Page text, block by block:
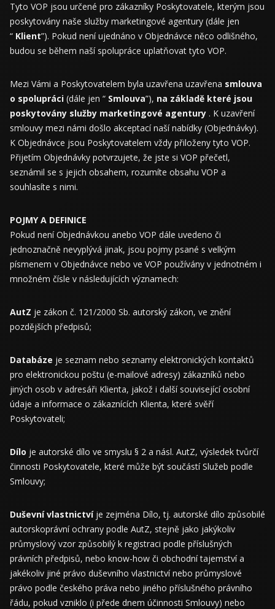
Tyto VOP jsou určené pro zákazníky Poskytovatele, kterým jsou
poskytovány naše služby marketingové agentury (dále jen
“ Klient”). Pokud není ujednáno v Objednávce něco odlišného,
budou se během naší spolupráce uplatňovat tyto VOP.
Mezi Vámi a Poskytovatelem byla uzavřena uzavřena smlouva
o spolupráci (dále jen “ Smlouva”), na základě které jsou
poskytovány služby marketingové agentury . K uzavření
smlouvy mezi námi došlo akceptací naší nabídky (Objednávky).
K Objednávce jsou Poskytovatelem vždy přiloženy tyto VOP.
Přijetím Objednávky potvrzujete, že jste si VOP přečetl,
seznámil se s jejich obsahem, rozumíte obsahu VOP a
souhlasíte s nimi.
POJMY A DEFINICE
Pokud není Objednávkou anebo VOP dále uvedeno či
jednoznačně nevyplývá jinak, jsou pojmy psané s velkým
písmenem v Objednávce nebo ve VOP používány v jednotném i
množném čísle v následujících významech:
AutZ je zákon č. 121/2000 Sb. autorský zákon, ve znění
pozdějších předpisů;
Databáze je seznam nebo seznamy elektronických kontaktů
pro elektronickou poštu (e-mailové adresy) zákazníků nebo
jiných osob v adresáři Klienta, jakož i další související osobní
údaje a informace o zákaznících Klienta, které svěří
Poskytovateli;
Dílo je autorské dílo ve smyslu § 2 a násl. AutZ, výsledek tvůrčí
činnosti Poskytovatele, které může být součástí Služeb podle
Smlouvy;
Duševní vlastnictvíje zejména Dílo, tj. autorské dílo způsobilé
autorskoprávní ochrany podle AutZ, stejně jako jakýkoliv
průmyslový vzor způsobilý k registraci podle příslušných
právních předpisů, nebo know-how či obchodní tajemství a
jakékoliv jiné právo duševního vlastnictví nebo průmyslové
právo podle českého práva nebo jiného příslušného právního
řádu, pokud vzniklo (i přede dnem účinnosti Smlouvy) nebo